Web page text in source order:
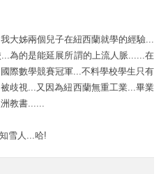
大姊兩個兒子在紐西蘭就學的經驗...
為的是能延展所謂的上流人脈......在
際數學競賽冠軍...不料學校學生只有
歧視...又因為紐西蘭無重工業...畢業
教書......
雪人...哈!